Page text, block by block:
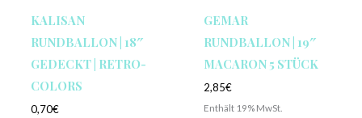
KALISAN
RUNDBALLON | 18″
GEDECKT | RETRO-
COLORS
0,70€
GEMAR
RUNDBALLON | 19″
MACARON 5 STÜCK
2,85€
Enthält 19% MwSt.